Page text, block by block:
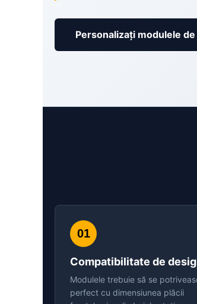
Personalizați modulele
01
Compatibilitate de
Modulele trebuie să se
perfect cu dimensiunea plăcii